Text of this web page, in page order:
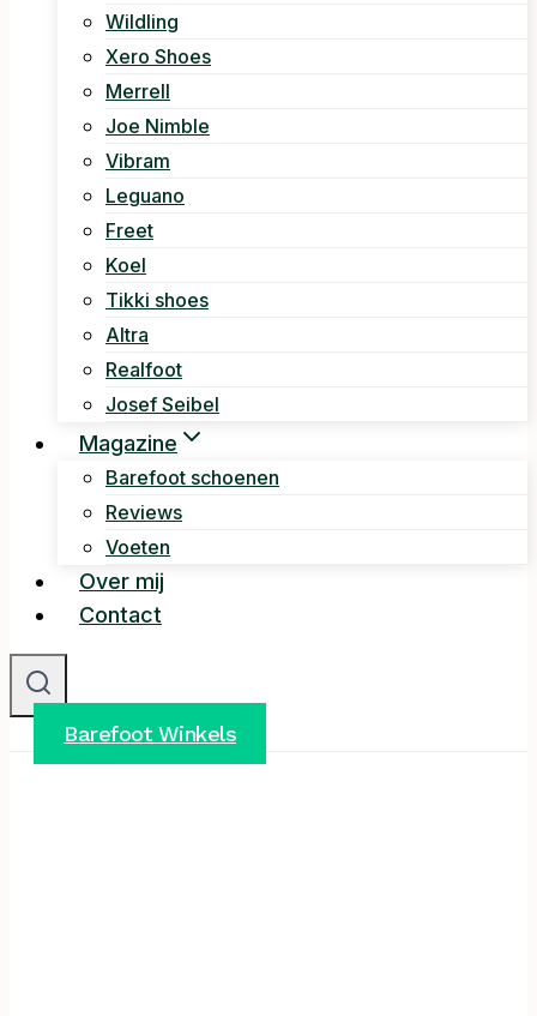
Wildling
Xero Shoes
Merrell
Joe Nimble
Vibram
Leguano
Freet
Koel
Tikki shoes
Altra
Realfoot
Josef Seibel
Magazine
Barefoot schoenen
Reviews
Voeten
Over mij
Contact
Barefoot Winkels